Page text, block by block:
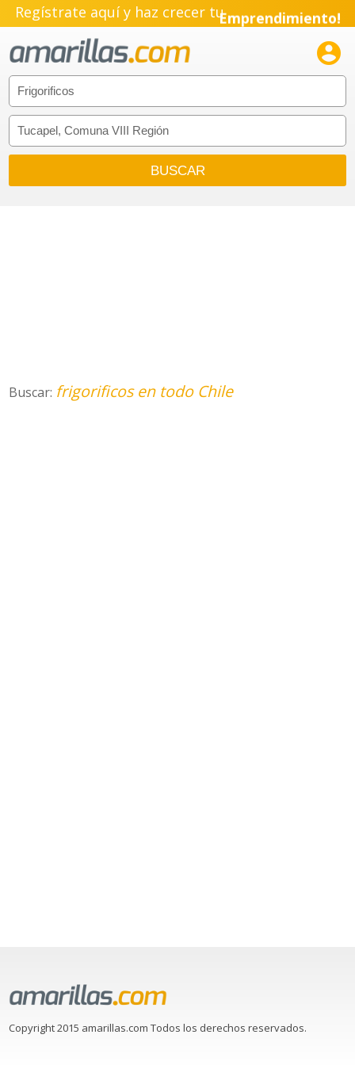
Regístrate aquí y haz crecer tuEmprendimiento!

Buscar: frigorificos en todo Chile
Copyright 2015 amarillas.com Todos los derechos reservados.